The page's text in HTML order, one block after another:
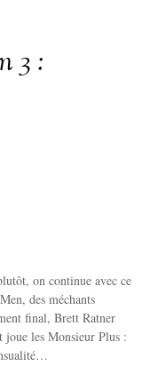
3 :
on continue avec ce
des méchants
final, Brett Ratner
joue les Monsieur Plus :